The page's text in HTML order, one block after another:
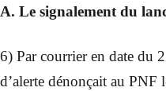
A. Le signalement du
6) Par courrier en date du
d’alerte dénonçait au PNF